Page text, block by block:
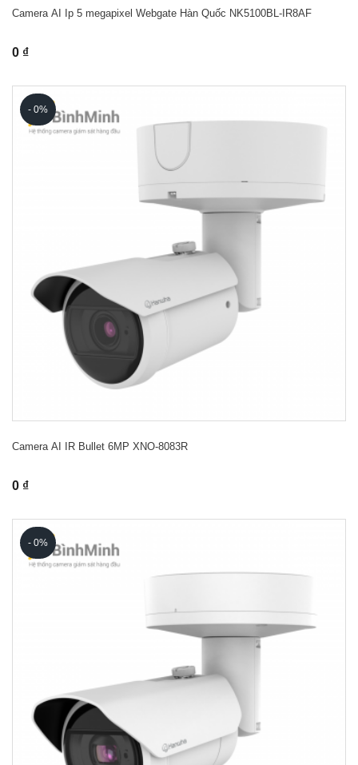
Camera AI Ip 5 megapixel Webgate Hàn Quốc NK5100BL-IR8AF
0 ₫
- 0%
Camera AI IR Bullet 6MP XNO-8083R
0 ₫
- 0%